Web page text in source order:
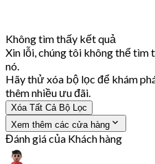
Không tìm thấy kết quả
Xin lỗi, chúng tôi không thể tìm
nó.
Hãy thử xóa bộ lọc để khám
thêm nhiều ưu đãi.
Xóa Tất Cả Bộ Lọc
Xem thêm các cửa hàng
Đánh giá của Khách hàng